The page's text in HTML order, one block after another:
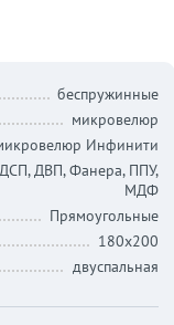
беспружинные
микровелюр
Инфинити
ДСП, ДВП, Фанера, ППУ,
МДФ
Прямоугольные
180х200
двуспальная